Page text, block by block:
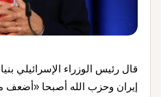
قال رئيس الوزراء الإسرائيلي
إيران وحزب الله أصبحا